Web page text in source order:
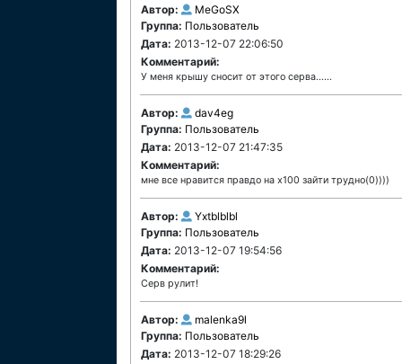
Автор:
MeGoSX
Группа: Пользователь
Дата: 2013-12-07 22:06:50
Комментарий:
У меня крышу сносит от этого серва......
Автор:
dav4eg
Группа: Пользователь
Дата: 2013-12-07 21:47:35
Комментарий:
мне все нравится правдо на х100 зайти трудно(0))))
Автор:
Yxtblblbl
Группа: Пользователь
Дата: 2013-12-07 19:54:56
Комментарий:
Серв рулит!
Автор:
malenka9l
Группа: Пользователь
Дата: 2013-12-07 18:29:26